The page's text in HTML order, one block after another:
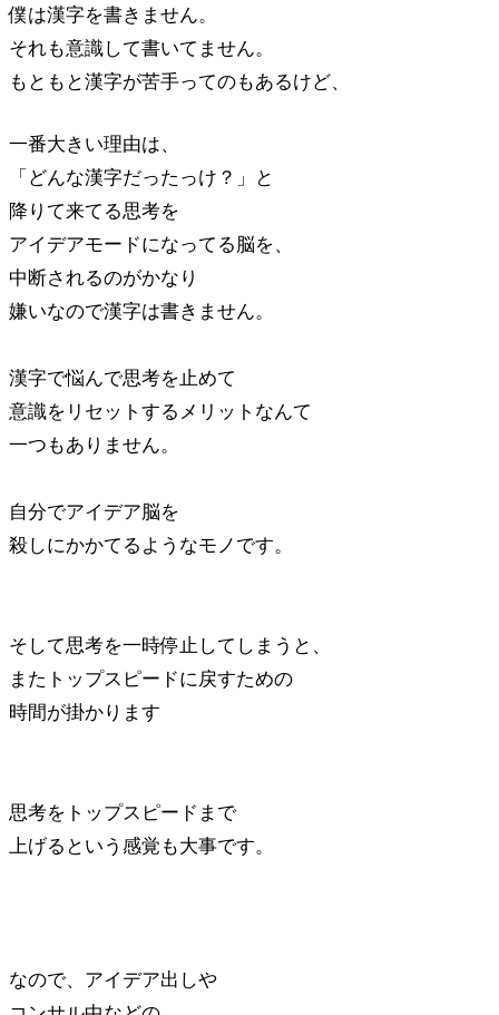
僕は漢字を書きません。
それも意識して書いてません。
もともと漢字が苦手ってのもあるけど、
一番大きい理由は、
「どんな漢字だったっけ？」と
降りて来てる思考を
アイデアモードになってる脳を、
中断されるのがかなり
嫌いなので漢字は書きません。
漢字で悩んで思考を止めて
意識をリセットするメリットなんて
一つもありません。
自分でアイデア脳を
殺しにかかてるようなモノです。
そして思考を一時停止してしまうと、
またトップスピードに戻すための
時間が掛かります
思考をトップスピードまで
上げるという感覚も大事です。
なので、アイデア出しや